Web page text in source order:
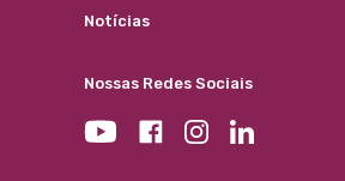
Notícias
Nossas Redes Sociais